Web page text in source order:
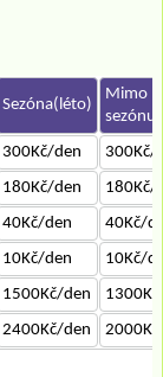
Sezóna(léto)
Mimo
sezónu
300Kč/den
300Kč/
180Kč/den
180Kč/
40Kč/den
40Kč/
10Kč/den
10Kč/
1500Kč/den
2400Kč/den